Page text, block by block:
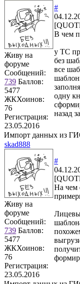
Живу на
форуме
Сообщений:
739 Баллов:
5477
ЖКХоинов:
76
Регистрация:
23.05.2016
#
В чем
у ТС
без
все
одну
назад
Импорт данных из
skad888
Живу на
форуме
Сообщений:
739 Баллов:
5477
ЖКХоинов:
76
Регистрация:
23.05.2016
#
На чем